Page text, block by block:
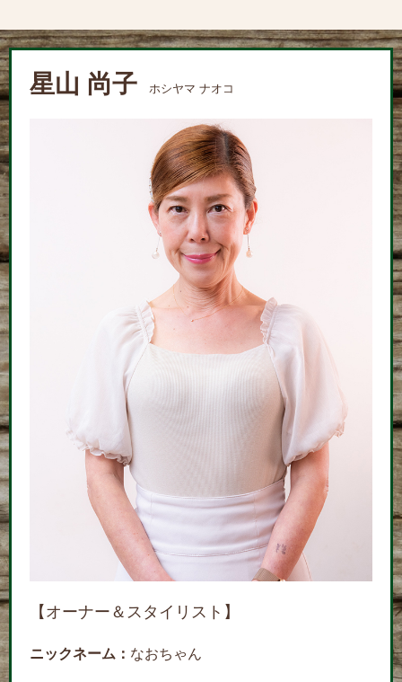
星山 尚子 ホシヤマ ナオコ
【オーナー＆スタイリスト】
ニックネーム： なおちゃん